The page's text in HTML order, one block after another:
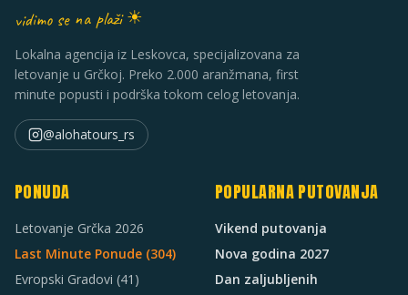
vidimo se na plaži ☀
Lokalna agencija iz Leskovca, specijalizovana za
letovanje u Grčkoj. Preko 2.000 aranžmana, first
minute popusti i podrška tokom celog letovanja.
@alohatours_rs
PONUDA
Letovanje Grčka 2026
Last Minute Ponude (304)
Evropski Gradovi (41)
POPULARNA PUTOVANJA
Vikend putovanja
Nova godina 2027
Dan zaljubljenih